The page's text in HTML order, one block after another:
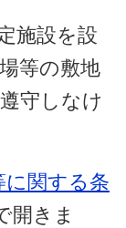
施設を設
等の敷地
守しなけ
に関する条
開きま